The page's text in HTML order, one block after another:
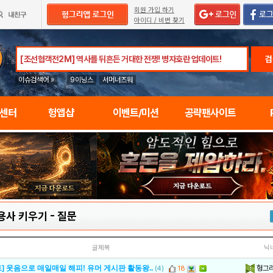
회원 가입 하기
아이디 / 비번 찾기
이슈검색어 » 9이닝스 서머너즈워
터 헝앱샵 이벤트/미션 공략팬사이트
사 키우기 - 질문
글제목 닉
웃음으로 매일매일 해피! 유머 게시판 활동왕.. (4) 18 헝그